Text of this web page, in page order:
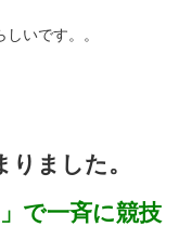
いです。。
ました。
で一斉に競技